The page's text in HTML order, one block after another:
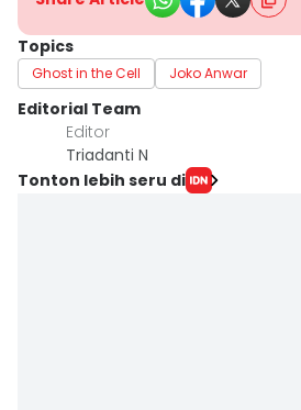
Topics
Ghost in the Cell Joko Anwar
Editorial Team
Editor
Triadanti N
Tonton lebih seru di